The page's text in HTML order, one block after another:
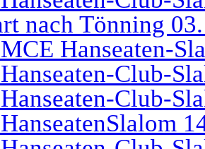
nach Tönning
Hanseaten-
Club-
Club-